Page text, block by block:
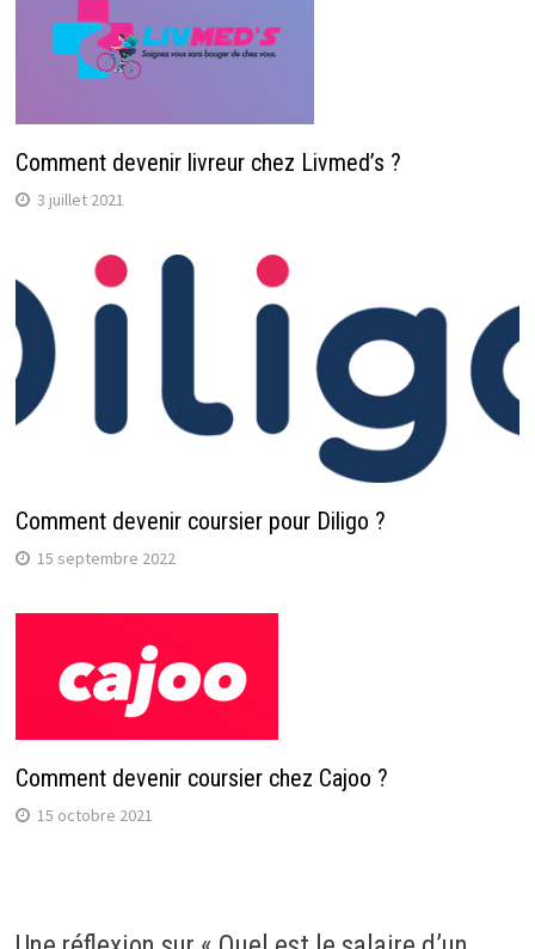
Comment devenir livreur chez Livmed’s ?
3 juillet 2021
Comment devenir coursier pour Diligo ?
15 septembre 2022
Comment devenir coursier chez Cajoo ?
15 octobre 2021